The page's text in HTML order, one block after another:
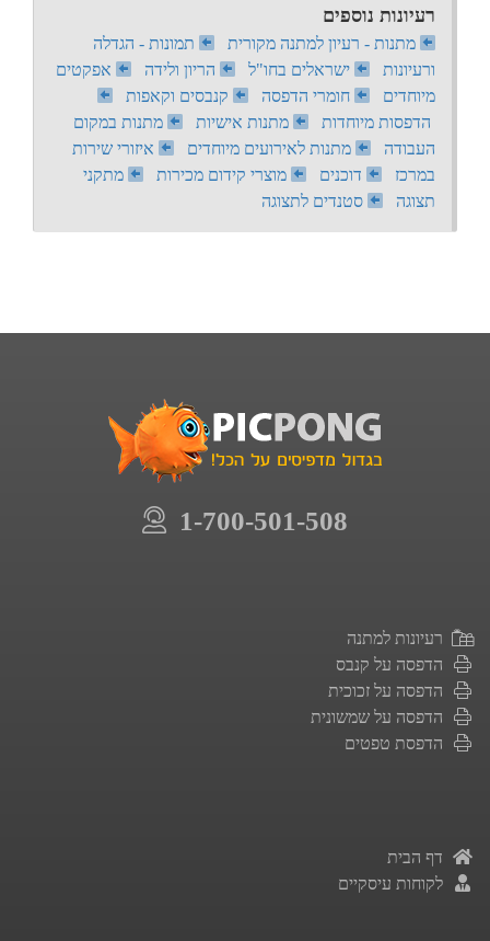
רעיונות נוספים
מתנות - רעיון למתנה מקורית
תמונות - הגדלה
ורעיונות
ישראלים בחו"ל הריון ולידה
אפקטים
מיוחדים
חומרי הדפסה
קנבסים וקאפות
הדפסות מיוחדות
מתנות אישיות
מתנות במקום
העבודה
מתנות לאירועים מיוחדים
איזורי שירות
במרכז
דוכנים מוצרי קידום מכירות
מתקני
תצוגה
סטנדים לתצוגה
1-700-501-508
רעיונות למתנה
הדפסה על קנבס
הדפסה על זכוכית
הדפסה על שמשונית
הדפסת טפטים
דף הבית
לקוחות עיסקיים